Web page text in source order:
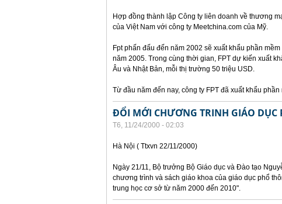
Hợp đồng thành lập Công ty liên doanh về thương
của Việt Nam với công ty Meetchina.com của Mỹ.
Fpt phấn đấu đến năm 2002 sẽ xuất khẩu phần
năm 2005. Trong cùng thời gian, FPT dự kiến xuất
Âu và Nhật Bản, mỗi thị trường 50 triệu USD.
Từ đầu năm đến nay, công ty FPT đã xuất khẩu
ĐỔI MỚI CHƯƠNG TRINH GIÁO DỤC
T6, 11/24/2000 - 02:03
Hà Nội ( Ttxvn 22/11/2000)
Ngày 21/11, Bộ trưởng Bộ Giáo dục và Đào tạo
chương trình và sách giáo khoa của giáo dục phổ
trung học cơ sở từ năm 2000 đến 2010".